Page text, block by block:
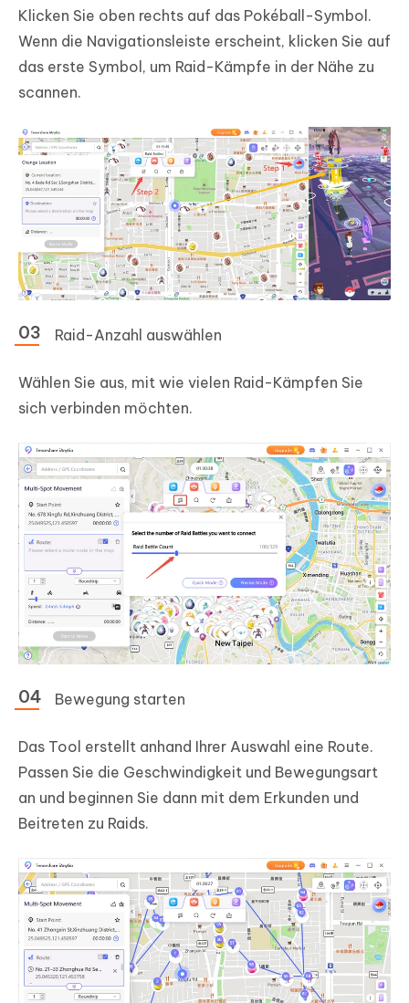
Klicken Sie oben rechts auf das Pokéball-Symbol.
Wenn die Navigationsleiste erscheint, klicken Sie auf
das erste Symbol, um Raid-Kämpfe in der Nähe zu
scannen.
Raid-Anzahl auswählen
Wählen Sie aus, mit wie vielen Raid-Kämpfen Sie
sich verbinden möchten.
Bewegung starten
Das Tool erstellt anhand Ihrer Auswahl eine Route.
Passen Sie die Geschwindigkeit und Bewegungsart
an und beginnen Sie dann mit dem Erkunden und
Beitreten zu Raids.